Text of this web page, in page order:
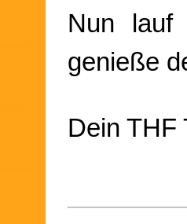
Nun lauf
genieße
Dein THF